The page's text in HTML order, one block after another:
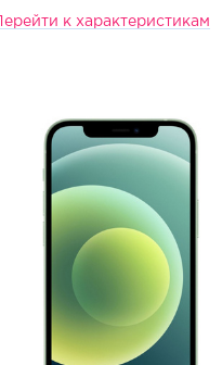
Перейти к характеристикам